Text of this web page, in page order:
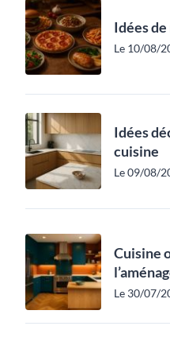
Idées
Le 10/08/
Idées
cuisine
Le 09/08/
Cuisine
Le 30/07/